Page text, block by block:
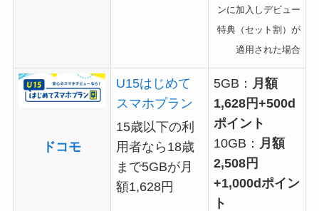
ンに加入しデビュー
特典（セット割）が
適用された場合
ドコモ
U15はじめて
スマホプラン
15歳以下の利
用者なら18歳
まで5GBが月
額1,628円
5GB： 月額
1,628円+500d
ポイント
10GB： 月額
2,508円
+1,000dポイン
ト